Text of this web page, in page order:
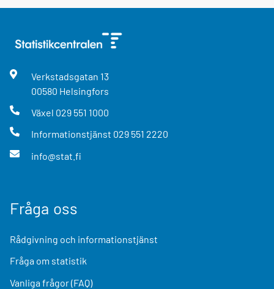
Verkstadsgatan 13
00580 Helsingfors
Växel 029 551 1000
Informationstjänst 029 551 2220
info@stat.fi
Fråga oss
Rådgivning och informationstjänst
Fråga om statistik
Vanliga frågor (FAQ)